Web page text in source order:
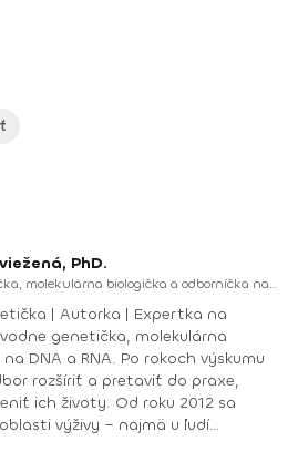
PhD.
Som pôvodne genetička, molekulárna biologička a odborníčka na DNA a RNA. Po rokoch výskumu som sa rozhodla svoj odbor rozšíriť a pretaviť do praxe, ktorá pomáha ľuďom meniť ich životy.
| Autorka | Expertka na
DNA a RNA. Po rokoch výskumu
rozšíriť a pretaviť do praxe,
Od roku 2012 sa
výživy – najmä u ľudí
potravy, emočným a